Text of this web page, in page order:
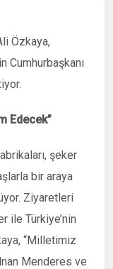
Özkaya,
Cumhurbaşkanı
Edecek”
şeker
bir araya
Ziyaretleri
ile Türkiye’nin
“Milletimiz
Menderes ve